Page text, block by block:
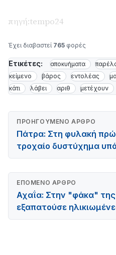
πηγή:tempo24
Έχει διαβαστεί 765 φορές
Ετικέτες: αποκυήματα
κείμενο
βάρος εντολέας
κάτι
λάβει αριθ μετέχουν
ΠΡΟΗΓΟΎΜΕΝΟ ΆΡΘΡΟ
Πάτρα: Στη φυλακή
τροχαίο δυστύχημα
ΕΠΌΜΕΝΟ ΆΡΘΡΟ
Αχαΐα: Στην "φάκα"
εξαπατούσε